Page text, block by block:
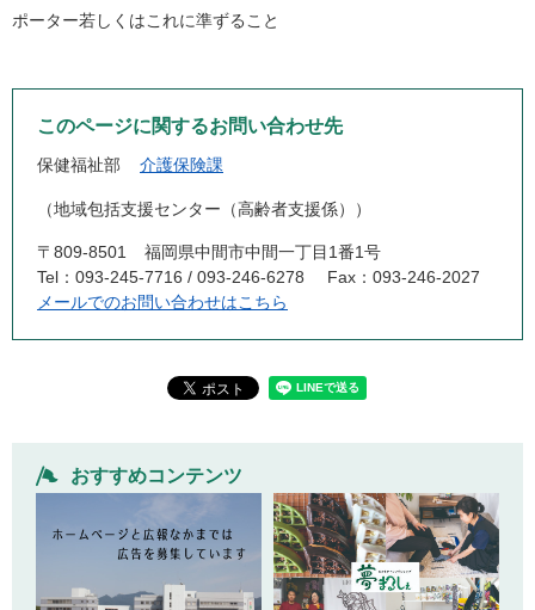
ポーター若しくはこれに準ずること
このページに関するお問い合わせ先
保健福祉部 介護保険課
地域包括支援センター（高齢者支援係）
〒809-8501
福岡県中間市中間一丁目1番1号
Tel：093-245-7716 / 093-246-6278
Fax：093-246-2027
メールでのお問い合わせはこちら
おすすめコンテンツ